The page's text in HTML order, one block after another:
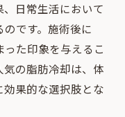
日常生活において
です。施術後に
た印象を与えるこ
気の脂肪冷却は、体
果的な選択肢とな